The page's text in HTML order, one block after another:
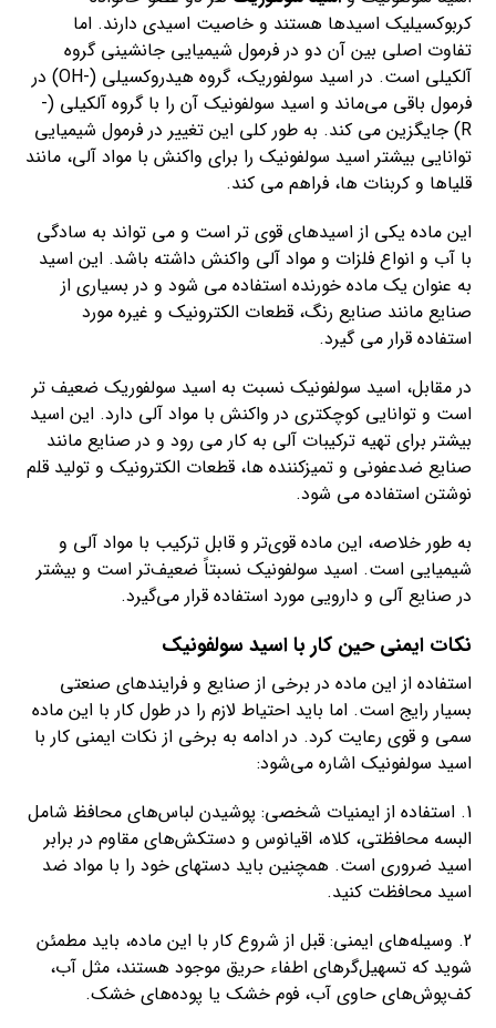
کربوکسیلیک اسیدها هستند و خاصیت اسیدی دارند. اما
تفاوت اصلی بین آن دو در فرمول شیمیایی جانشینی گروه
آلکیلی است. در اسید سولفوریک، گروه هیدروکسیلی (-OH) در
فرمول باقی می‌ماند و اسید سولفونیک آن را با گروه آلکیلی (-
R) جایگزین می کند. به طور کلی این تغییر در فرمول شیمیایی
توانایی بیشتر اسید سولفونیک را برای واکنش با مواد آلی، مانند
قلیاها و کربنات ها، فراهم می کند.
این ماده یکی از اسیدهای قوی تر است و می تواند به سادگی
با آب و انواع فلزات و مواد آلی واکنش داشته باشد. این اسید
به عنوان یک ماده خورنده استفاده می شود و در بسیاری از
صنایع مانند صنایع رنگ، قطعات الکترونیک و غیره مورد
استفاده قرار می گیرد.
در مقابل، اسید سولفونیک نسبت به اسید سولفوریک ضعیف تر
است و توانایی کوچکتری در واکنش با مواد آلی دارد. این اسید
بیشتر برای تهیه ترکیبات آلی به کار می رود و در صنایع مانند
صنایع ضدعفونی و تمیزکننده ها، قطعات الکترونیک و تولید قلم
نوشتن استفاده می شود.
به طور خلاصه، این ماده قوی‌تر و قابل ترکیب با مواد آلی و
شیمیایی است. اسید سولفونیک نسبتاً ضعیف‌تر است و بیشتر
در صنایع آلی و دارویی مورد استفاده قرار می‌گیرد.
نکات ایمنی حین کار با اسید سولفونیک
استفاده از این ماده در برخی از صنایع و فرایندهای صنعتی
بسیار رایج است. اما باید احتیاط لازم را در طول کار با این ماده
سمی و قوی رعایت کرد. در ادامه به برخی از نکات ایمنی کار با
اسید سولفونیک اشاره می‌شود:
1. استفاده از ایمنیات شخصی: پوشیدن لباس‌های محافظ شامل
البسه محافظتی، کلاه، اقیانوس و دستکش‌های مقاوم در برابر
اسید ضروری است. همچنین باید دستهای خود را با مواد ضد
اسید محافظت کنید.
2. وسیله‌های ایمنی: قبل از شروع کار با این ماده، باید مطمئن
شوید که تسهیل‌گرهای اطفاء حریق موجود هستند، مثل آب،
کف‌پوش‌های حاوی آب، فوم خشک یا پوده‌های خشک.